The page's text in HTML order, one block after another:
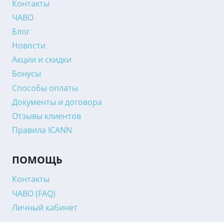
Контакты
ЧАВО
Блог
Новости
Акции и скидки
Бонусы
Способы оплаты
Документы и договора
Отзывы клиентов
Правила ICANN
ПОМОЩЬ
Контакты
ЧАВО (FAQ)
Личный кабинет